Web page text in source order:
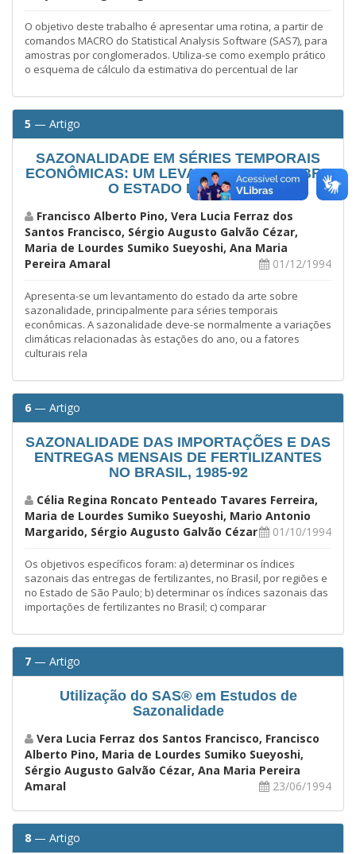
O objetivo deste trabalho é apresentar uma rotina, a partir de
comandos MACRO do Statistical Analysis Software (SAS7), para
amostras por conglomerados. Utiliza-se como exemplo prático
o esquema de cálculo da estimativa do percentual de lar
5 — Artigo
SAZONALIDADE EM SÉRIES TEMPORAIS
ECONÔMICAS: UM LEVANTAMENTO SOBRE
O ESTADO DA ARTE
Francisco Alberto Pino, Vera Lucia Ferraz dos
Santos Francisco, Sérgio Augusto Galvão Cézar,
Maria de Lourdes Sumiko Sueyoshi, Ana Maria
Pereira Amaral
01/12/1994
Apresenta-se um levantamento do estado da arte sobre
sazonalidade, principalmente para séries temporais
econômicas. A sazonalidade deve-se normalmente a variações
climáticas relacionadas às estações do ano, ou a fatores
culturais rela
6 — Artigo
SAZONALIDADE DAS IMPORTAÇÕES E DAS
ENTREGAS MENSAIS DE FERTILIZANTES
NO BRASIL, 1985-92
Célia Regina Roncato Penteado Tavares Ferreira,
Maria de Lourdes Sumiko Sueyoshi, Mario Antonio
Margarido, Sérgio Augusto Galvão Cézar
01/10/1994
Os objetivos específicos foram: a) determinar os índices
sazonais das entregas de fertilizantes, no Brasil, por regiões e
no Estado de São Paulo; b) determinar os índices sazonais das
importações de fertilizantes no Brasil; c) comparar
7 — Artigo
Utilização do SAS® em Estudos de
Sazonalidade
Vera Lucia Ferraz dos Santos Francisco, Francisco
Alberto Pino, Maria de Lourdes Sumiko Sueyoshi,
Sérgio Augusto Galvão Cézar, Ana Maria Pereira
Amaral
23/06/1994
8 — Artigo